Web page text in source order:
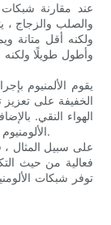
عند مقارنة شبكات
والصلب والزجاج ،
ولكنه أقل متانة
وأطول طويلًا ولكنه
يقوم الألمنيوم
الخفيفة على تعزيز
الهواء النقي.
الألومنيوم وأصحاب الكربون السفلي تجعلها خيارًا صديقًا للبيئة.
على سبيل المثال ،
فعالية من حيث
توفر شبكات